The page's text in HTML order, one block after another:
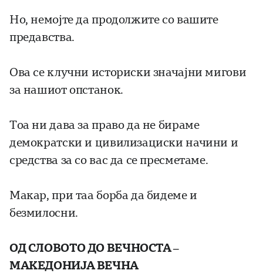
Но, немојте да продолжите со вашите
предавства.
Ова се клучни историски значајни мигови
за нашиот опстанок.
Тоа ни дава за право да не бираме
демократски и цивилизациски начини и
средства за со вас да се пресметаме.
Макар, при таа борба да бидеме и
безмилосни.
ОД СЛОВОТО ДО ВЕЧНОСТА –
МАКЕДОНИЈА ВЕЧНА